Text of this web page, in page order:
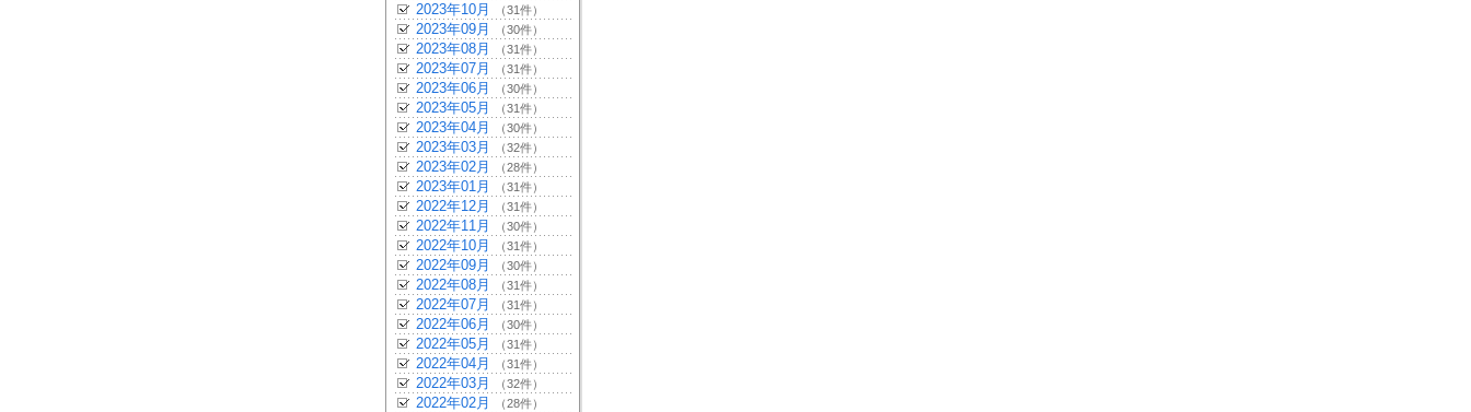
2023年10月 （31件）
2023年09月 （30件）
2023年08月 （31件）
2023年07月 （31件）
2023年06月 （30件）
2023年05月 （31件）
2023年04月 （30件）
2023年03月 （32件）
2023年02月 （28件）
2023年01月 （31件）
2022年12月 （31件）
2022年11月 （30件）
2022年10月 （31件）
2022年09月 （30件）
2022年08月 （31件）
2022年07月 （31件）
2022年06月 （30件）
2022年05月 （31件）
2022年04月 （31件）
2022年03月 （32件）
2022年02月 （28件）